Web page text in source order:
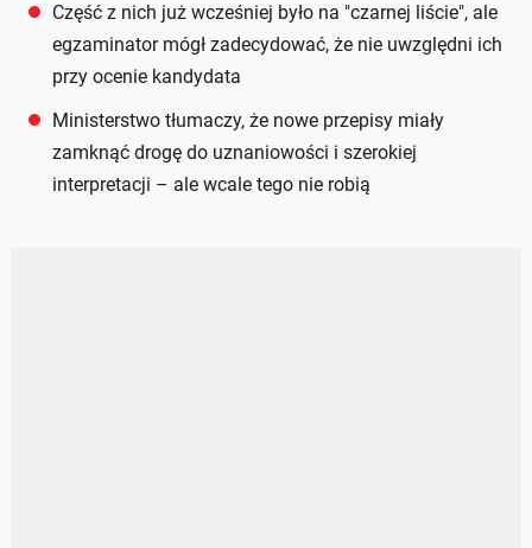
Część z nich już wcześniej było na "czarnej liście", ale
egzaminator mógł zadecydować, że nie uwzględni ich
przy ocenie kandydata
Ministerstwo tłumaczy, że nowe przepisy miały
zamknąć drogę do uznaniowości i szerokiej
interpretacji – ale wcale tego nie robią